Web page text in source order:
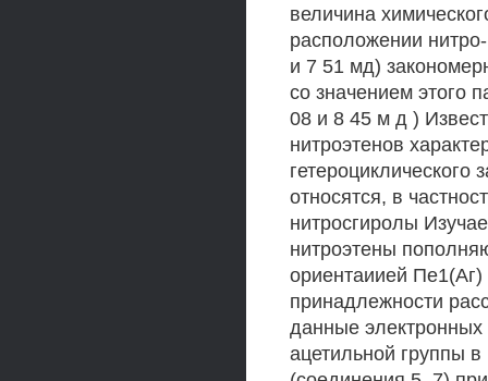
величина
расположении
и 7 51 мд)
со значением этого
08 и 8 45 м д )
нитроэтенов
гетероциклического
относятся, в
нитросгиролы
нитроэтены
ориентаиией
принадлежности
данные электронных
ацетильной группы